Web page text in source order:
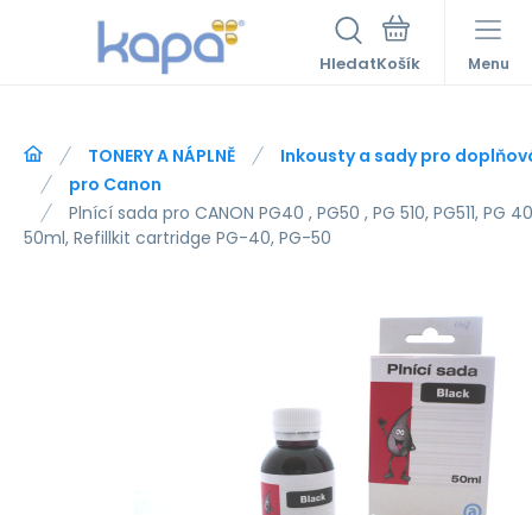
Hledat Menu
TONERY A NÁPLNĚ
Inkousty a sady pro
pro Canon
Plnící sada pro CANON PG40 , PG50 , PG 510, PG511, PG
50ml, Refillkit cartridge PG-40, PG-50